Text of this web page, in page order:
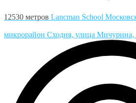
12530 метров Lancman School
микрорайон Сходня, улица Мичурина,